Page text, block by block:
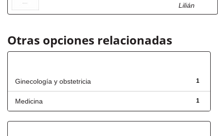
Lilián
Otras opciones relacionadas
1
Ginecología y obstetricia
1
Medicina